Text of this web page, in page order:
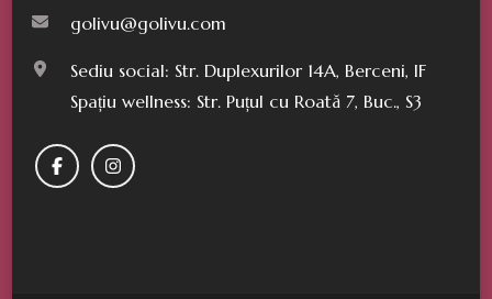
golivu@golivu.com
Sediu social: Str. Duplexurilor 14A, Berceni, IF
Spațiu wellness: Str. Puțul cu Roată 7, Buc., S3